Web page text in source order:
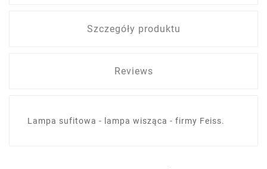
Szczegóły produktu
Reviews
Lampa sufitowa - lampa wisząca - firmy Feiss.